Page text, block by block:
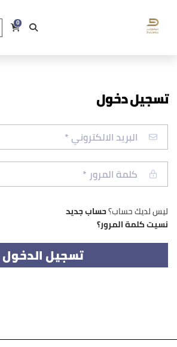
0
تسجيل دخول
ليس لديك حساب؟حساب جديد
نسيت كلمة المرور؟
تسجيل الدخول